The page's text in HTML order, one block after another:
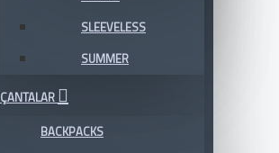
SLEEVELESS
SUMMER
ÇANTALAR
BACKPACKS